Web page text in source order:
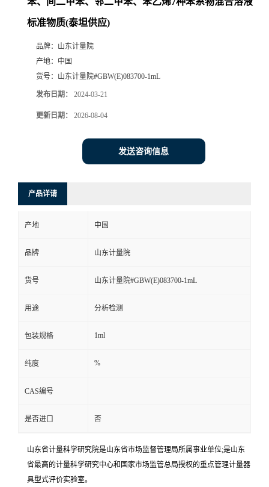
标准物质(泰坦供应)
品牌： 山东计量院
产地： 中国
货号： 山东计量院#GBW(E)083700-1mL
发布日期： 2024-03-21
更新日期： 2026-08-04
发送咨询信息
产品详请
产地 中国
品牌 山东计量院
货号 山东计量院#GBW(E)083700-1mL
用途 分析检测
包装规格 1ml
纯度 %
CAS编号
是否进口 否
山东省计量科学研究院是山东省市场监督管理局所属事业单位;是山东
省最高的计量科学研究中心和国家市场监管总局授权的重点管理计量器
具型式评价实验室。